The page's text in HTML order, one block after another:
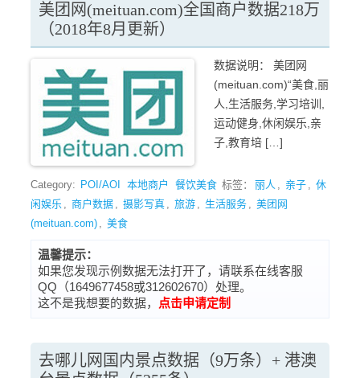
美团网(meituan.com)全国商户数据218万
（2018年8月更新）
数据说明： 美团网
(meituan.com)“美食,丽
人,生活服务,学习培训,
运动健身,休闲娱乐,亲
子,教育培 […]
Category: POI/AOI 本地商户 餐饮美食 标签： 丽人 , 亲子 , 休
闲娱乐 , 商户数据 , 摄影写真 , 旅游 , 生活服务 , 美团网
(meituan.com) , 美食
温馨提示：
如果您发现示例数据无法打开了，请联系在线客服
QQ（1649677458或312602670）处理。
这不是我想要的数据，
点击申请定制
去哪儿网国内景点数据（9万条）+ 港澳